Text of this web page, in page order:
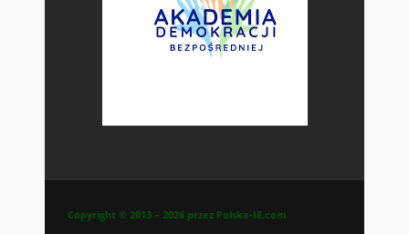
Copyright © 2013 – 2026 przez Polska-IE.com